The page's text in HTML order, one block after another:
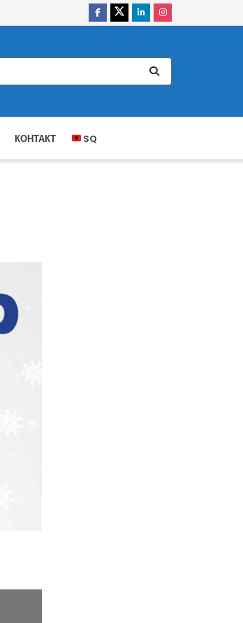
КОНТАКТ SQ